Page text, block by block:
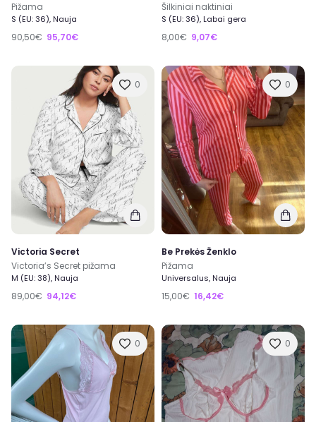
Pižama
S (EU: 36), Nauja
90,50€ 95,70€
Šilkiniai naktiniai
S (EU: 36), Labai gera
8,00€ 9,07€
0
Victoria Secret
Victoria’s Secret pižama
M (EU: 38), Nauja
89,00€ 94,12€
0
Be Prekės Ženklo
Pižama
Universalus, Nauja
15,00€ 16,42€
0 0